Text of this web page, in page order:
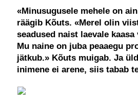
«Minusugusele mehele on
räägib Kõuts. «Merel olin
seadused naist laevale
Mu naine on juba peaaegu
jätkub.» Kõuts muigab. Ja
inimene ei arene, siis tabab